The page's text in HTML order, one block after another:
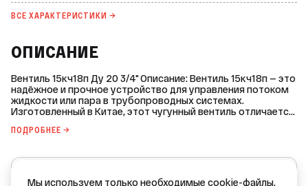
ВСЕ ХАРАКТЕРИСТИКИ →
ОПИСАНИЕ
Вентиль 15кч18п Ду 20 3/4" Описание: Вентиль 15кч18п — это
надёжное и прочное устройство для управления потоком
жидкости или пара в трубопроводных системах.
Изготовленный в Китае, этот чугунный вентиль отличается
характеристики: - Тип крана: вентильный. - Тип
Условный диаметр (Ду, Dn): 20 мм. - Тип резьбы:
внутренняя / внутренняя. - Тип ручки: вентиль. -
Управление: ручное (маховик). - Номинальное давление
ПОДРОБНЕЕ →
Мы используем только необходимые cookie-файлы,